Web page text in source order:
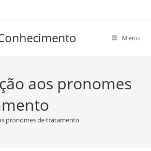
Menu
aos pronomes
pronomes de tratamento